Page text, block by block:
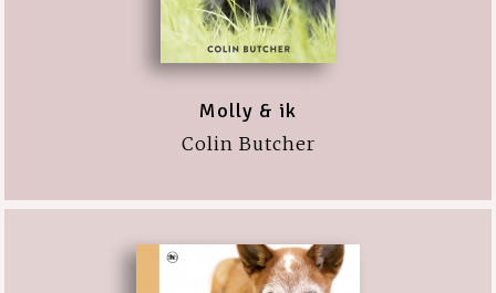
Molly & ik
Colin Butcher